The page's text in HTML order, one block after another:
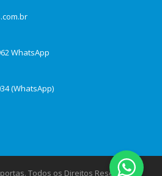
WhatsApp
(WhatsApp)
Todos os Direitos Reservados.